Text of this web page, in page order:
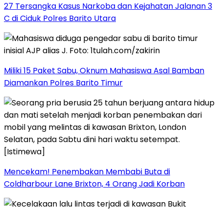
27 Tersangka Kasus Narkoba dan Kejahatan Jalanan 3
C di Ciduk Polres Barito Utara
Miliki 15 Paket Sabu, Oknum Mahasiswa Asal Bamban
Diamankan Polres Barito Timur
Mencekam! Penembakan Membabi Buta di
Coldharbour Lane Brixton, 4 Orang Jadi Korban